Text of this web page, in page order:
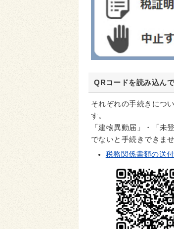
QRコードを読み込ん
それぞれの手続きにつ
す。
「建物異動届」・「未
でないと手続きできま
税務関係書類の送